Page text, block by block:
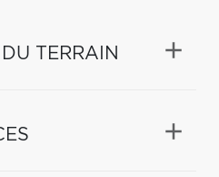
TERRAIN